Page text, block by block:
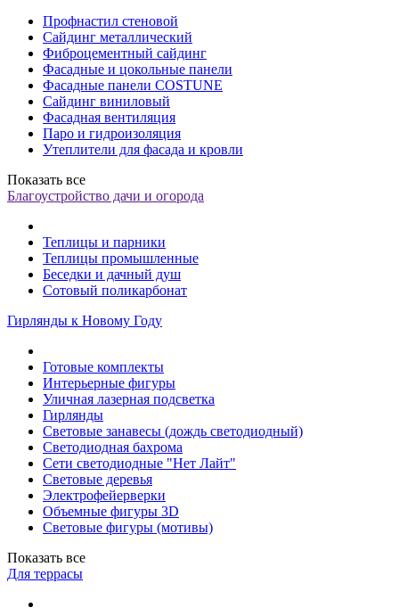
Профнастил стеновой
Сайдинг металлический
Фиброцементный сайдинг
Фасадные и цокольные панели
Фасадные панели COSTUNE
Сайдинг виниловый
Фасадная вентиляция
Паро и гидроизоляция
Утеплители для фасада и кровли
Показать все
Благоустройство дачи и огорода
Теплицы и парники
Теплицы промышленные
Беседки и дачный душ
Сотовый поликарбонат
Гирлянды к Новому Году
Готовые комплекты
Интерьерные фигуры
Уличная лазерная подсветка
Гирлянды
Световые занавесы (дождь светодиодный)
Светодиодная бахрома
Сети светодиодные "Нет Лайт"
Световые деревья
Электрофейерверки
Объемные фигуры 3D
Световые фигуры (мотивы)
Показать все
Для террасы